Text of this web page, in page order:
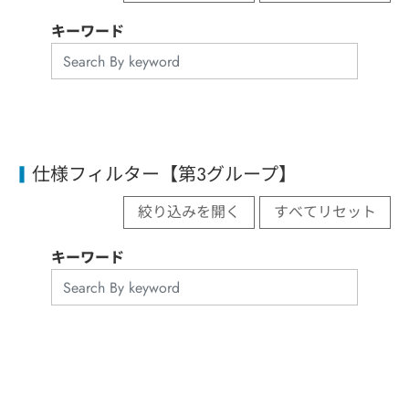
キーワード
仕様フィルター【第3グループ】
絞り込みを開く すべてリセット
キーワード